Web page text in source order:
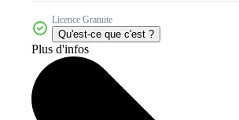
Licence Gratuite
Qu'est-ce que c'est ?
Plus d'infos